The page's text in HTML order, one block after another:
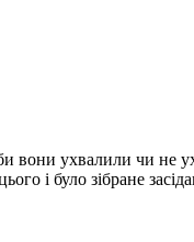
вони ухвалили чи
і було зібране